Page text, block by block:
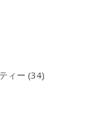
ィー (34)